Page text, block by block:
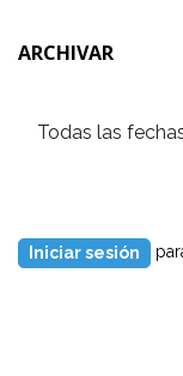
ARCHIVAR
Iniciar sesión